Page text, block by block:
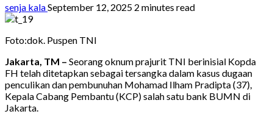
senja kalaSeptember 12, 2025 2 minutes read
Foto:dok. Puspen TNI
Jakarta, TM – Seorang oknum prajurit TNI berinisial Kopda
FH telah ditetapkan sebagai tersangka dalam kasus dugaan
penculikan dan pembunuhan Mohamad Ilham Pradipta (37),
Kepala Cabang Pembantu (KCP) salah satu bank BUMN di
Jakarta.